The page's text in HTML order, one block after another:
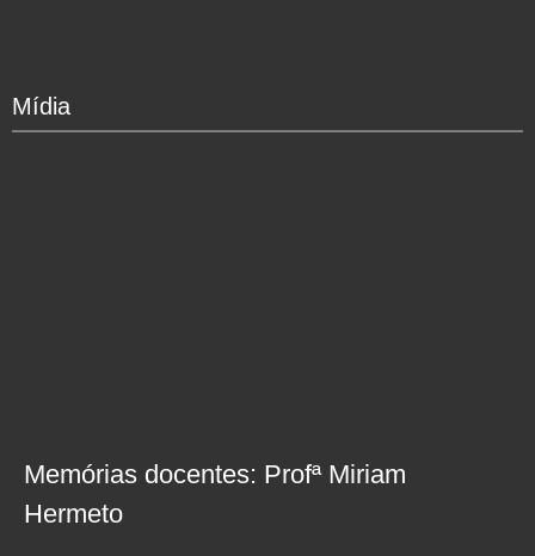
Mídia
Memórias docentes: Profª Miriam
Hermeto